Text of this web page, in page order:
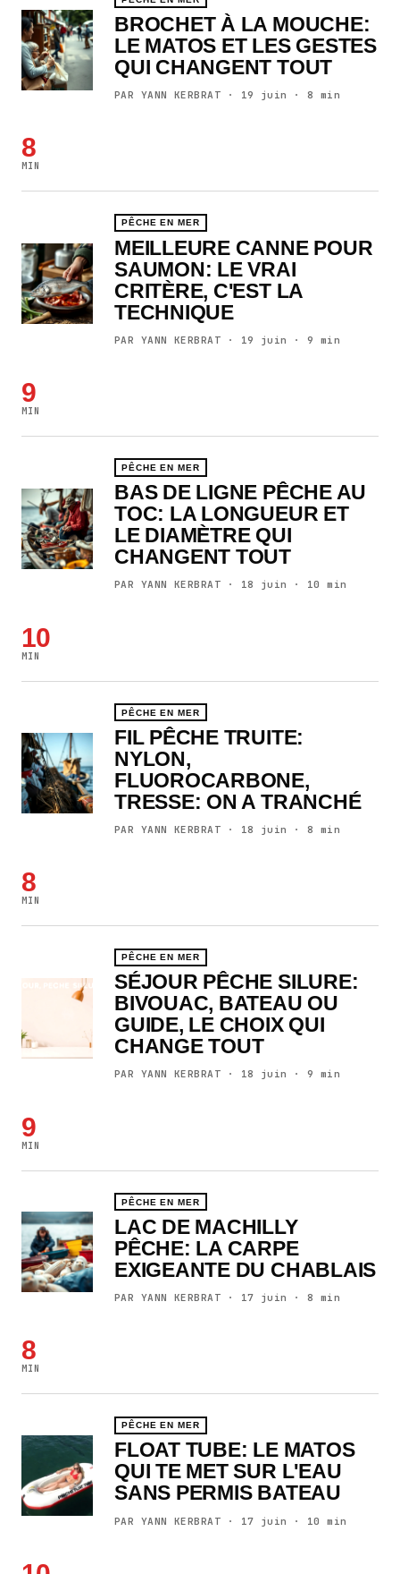
BROCHET À LA MOUCHE:
LE MATOS ET LES GESTES
QUI CHANGENT TOUT
PAR YANN KERBRAT · 19 juin · 8 min
8
MIN
PÊCHE EN MER
MEILLEURE CANNE POUR
SAUMON: LE VRAI
CRITÈRE, C'EST LA
TECHNIQUE
PAR YANN KERBRAT · 19 juin · 9 min
9
MIN
PÊCHE EN MER
BAS DE LIGNE PÊCHE AU
TOC: LA LONGUEUR ET
LE DIAMÈTRE QUI
CHANGENT TOUT
PAR YANN KERBRAT · 18 juin · 10 min
10
MIN
PÊCHE EN MER
FIL PÊCHE TRUITE:
NYLON,
FLUOROCARBONE,
TRESSE: ON A TRANCHÉ
PAR YANN KERBRAT · 18 juin · 8 min
8
MIN
PÊCHE EN MER
SÉJOUR PÊCHE SILURE:
BIVOUAC, BATEAU OU
GUIDE, LE CHOIX QUI
CHANGE TOUT
PAR YANN KERBRAT · 18 juin · 9 min
9
MIN
PÊCHE EN MER
LAC DE MACHILLY
PÊCHE: LA CARPE
EXIGEANTE DU CHABLAIS
PAR YANN KERBRAT · 17 juin · 8 min
8
MIN
PÊCHE EN MER
FLOAT TUBE: LE MATOS
QUI TE MET SUR L'EAU
SANS PERMIS BATEAU
PAR YANN KERBRAT · 17 juin · 10 min